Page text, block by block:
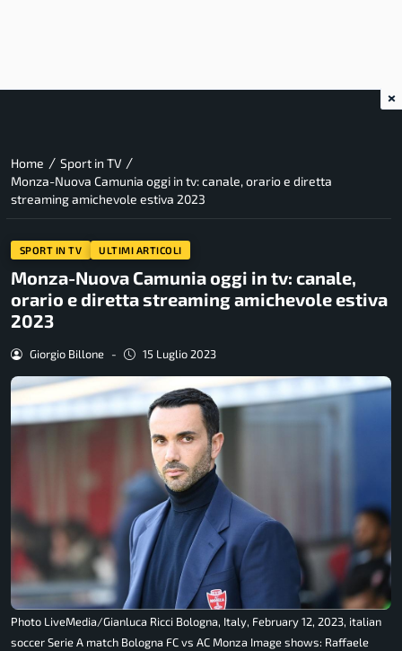
Home / Sport in TV /
Monza-Nuova Camunia oggi in tv: canale, orario e diretta
streaming amichevole estiva 2023
SPORT IN TV ULTIMI ARTICOLI
Monza-Nuova Camunia oggi in tv: canale,
orario e diretta streaming amichevole estiva
2023
Giorgio Billone - 15 Luglio 2023
Photo LiveMedia/Gianluca Ricci Bologna, Italy, February 12, 2023, italian
soccer Serie A match Bologna FC vs AC Monza Image shows: Raffaele
×